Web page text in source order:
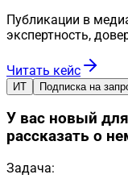
Публикации в
экспертность,
Читать кейс
ИТ Подписка на
У вас новый
рассказать о
Задача: